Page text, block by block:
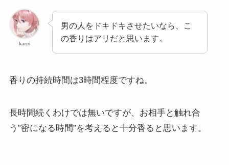
kaori
男の人をドキドキさせたいなら、こ
の香りはアリだと思います。
香りの持続時間は3時間程度ですね。
長時間続くわけでは無いですが、お相手と触れ合
う”密になる時間”を考えると十分香ると思います。